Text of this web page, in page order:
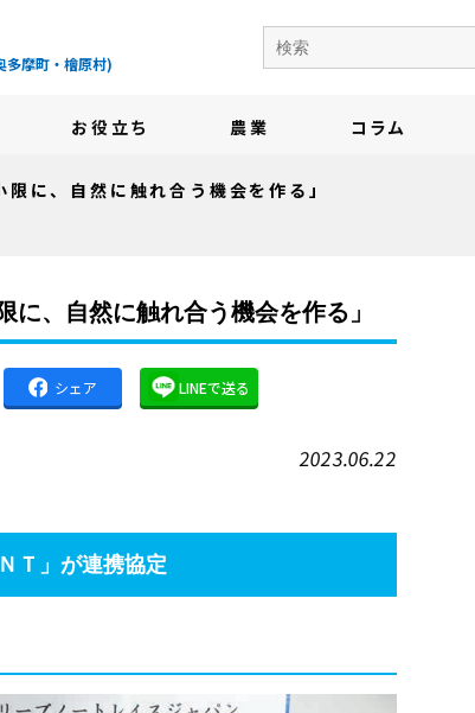
報サイト-
多摩町・檜原村)
お役立ち 農業 コラム
に、自然に触れ合う機会を作る」
に、自然に触れ合う機会を作る」
シェア LINEで送る
2023.06.22
Ｔ」が連携協定